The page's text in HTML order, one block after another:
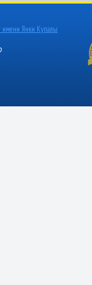
имени Янки Купалы